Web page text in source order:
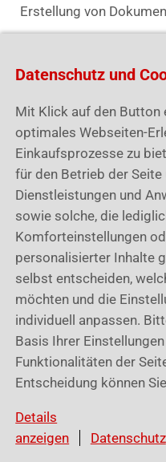
Erstellung von
Disclaimer: Die Inhalte
bestem Wissen und
Vollständigkeit,
keine Gewähr
War
Verwandte Artikel
Leistungen
Stundensätze
Datenschutz und
Mit Klick auf den Button
optimales Webseiten-
Einkaufsprozesse zu
für den Betrieb der
Dienstleistungen und
sowie solche, die
Komforteinstellungen
personalisierter Inhalte
selbst entscheiden,
möchten und die
individuell anpassen.
Basis Ihrer
Funktionalitäten der
Entscheidung können
Details
anzeigen
Datenschutz